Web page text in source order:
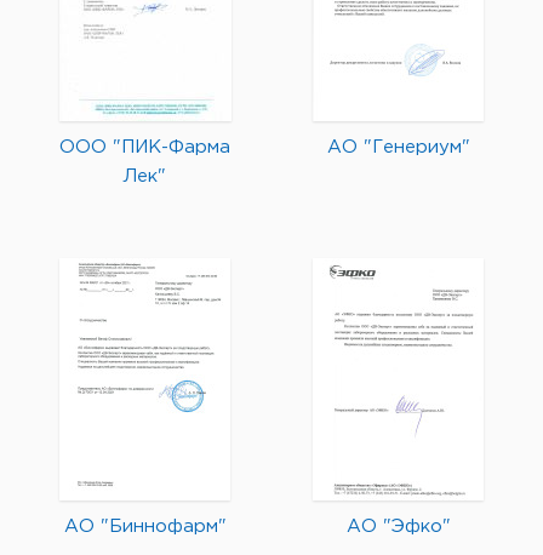
ООО "ПИК-Фарма
Лек"
АО "Генериум"
АО "Биннофарм" АО "Эфко"